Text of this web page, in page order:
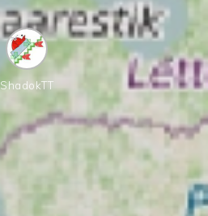
ShadokTT